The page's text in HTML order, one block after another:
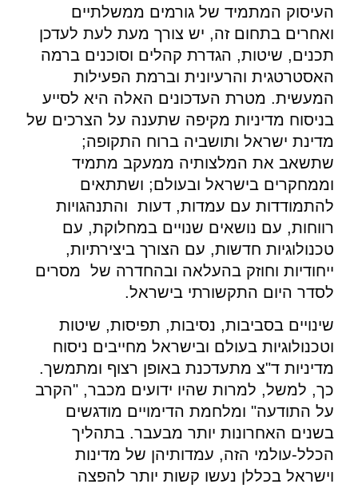
העיסוק המתמיד של גורמים ממשלתיים
ואחרים בתחום זה, יש צורך מעת לעת לעדכן
תכנים, שיטות, הגדרת קהלים וסוכנים ברמה
האסטרטגית והרעיונית וברמת הפעילות
המעשית. מטרת העדכונים האלה היא לסייע
בניסוח מדיניות מקיפה שתענה על הצרכים של
מדינת ישראל ותושביה ברוח התקופה;
שתשאב את המלצותיה ממעקב מתמיד
וממחקרים בישראל ובעולם; ושתתאים
להתמודדות עם עמדות, דעות והתנהגויות
רווחות, עם נושאים שנויים במחלוקת, עם
טכנולוגיות חדשות, עם הצורך ביצירתיות,
ייחודיות וחוזק בהעלאה ובהחדרה של מסרים
לסדר היום התקשורתי בישראל.
שינויים בסביבות, נסיבות, תפיסות, שיטות
וטכנולוגיות בעולם ובישראל מחייבים ניסוח
מדיניות ד"צ מתעדכנת באופן רצוף ומתמשך.
כך, למשל, למרות שהיו ידועים מכבר, "הקרב
על התודעה" ומלחמת הדימויים מודגשים
בשנים האחרונות יותר מבעבר. בתהליך
הכלל-עולמי הזה, עמדותיהן של מדינות
וישראל בכללן נעשו קשות יותר להפצה